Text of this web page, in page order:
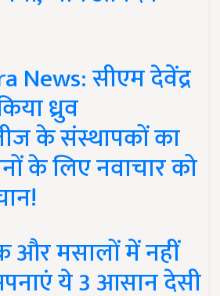
News: सीएम देवेंद्र
ध्रुव
के संस्थापकों का
के लिए नवाचार को
और मसालों में नहीं
ये 3 आसान देसी